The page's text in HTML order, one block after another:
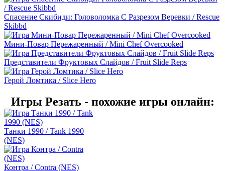
Спасение Скибиди: Головоломка С Разрезом Веревки / Rescue
Skibbd
Мини-Повар Пережаренный / Mini Chef Overcooked
Представители Фруктовых Слайдов / Fruit Slide Reps
Герой Ломтика / Slice Hero
Игры Резать - похожие игры онлайн:
Танки 1990 / Tank 1990
(NES)
Контра / Contra (NES)